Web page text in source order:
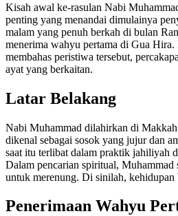
Kisah awal ke-rasulan Nabi
penting yang menandai dimulainya
malam yang penuh berkah di bulan
menerima wahyu pertama di Gua
membahas peristiwa tersebut,
ayat yang berkaitan.
Latar Belakang
Nabi Muhammad dilahirkan di
dikenal sebagai sosok yang jujur dan
saat itu terlibat dalam praktik jahiliyah
Dalam pencarian spiritual,
untuk merenung. Di sinilah, kehidupan
Penerimaan Wahyu